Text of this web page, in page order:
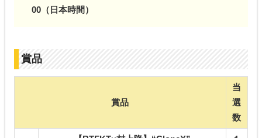
00（日本時間）
賞品
賞品
当
選
数